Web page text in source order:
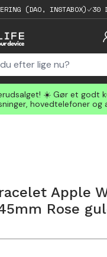
(DAO, INSTABOX) 30
☀️ Gør et godt
hovedtelefoner
Apple
Rose